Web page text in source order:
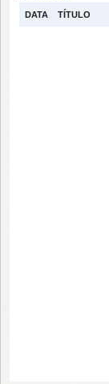
DATA TÍTULO